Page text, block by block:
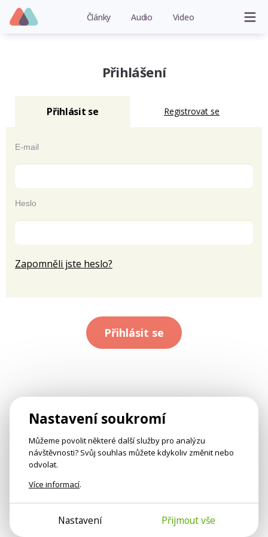
Články Audio Video
Přihlášení
Přihlásit se Registrovat se
E-mail
Heslo
Zapomněli jste heslo?
Přihlásit se
Nastavení soukromí
Můžeme povolit některé další služby pro analýzu
návštěvnosti? Svůj souhlas můžete kdykoliv změnit nebo
odvolat.
Více informací.
Nastavení Přijmout vše